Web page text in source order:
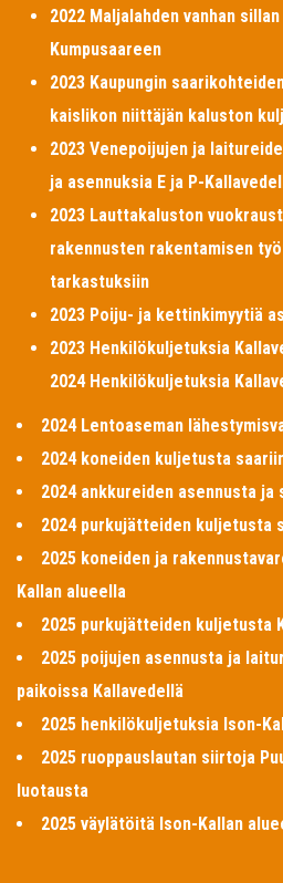
2022 Maljalahden vanhan
Kumpusaareen
2023 Kaupungin
kaislikon niittäjän kaluston
2023 Venepoijujen ja
ja asennuksia E ja P-
2023 Lauttakaluston
rakennusten rakentamisen
tarkastuksiin
2023 Poiju- ja kettinkimyytiä
2023 Henkilökuljetuksia
2024 Henkilökuljetuksia
2024 Lentoaseman
2024 koneiden kuljetusta
2024 ankkureiden asennusta
2024 purkujätteiden kuljetusta
2025 koneiden ja
Kallan alueella
2025 purkujätteiden kuljetusta
2025 poijujen asennusta ja
paikoissa Kallavedellä
2025 henkilökuljetuksia Ison-
2025 ruoppauslautan siirtoja
luotausta
2025 väylätöitä Ison-Kallan